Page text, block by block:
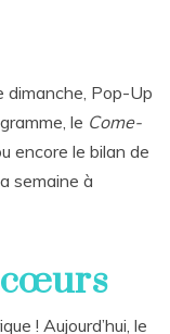
dimanche, Pop-Up
le Come-
encore le bilan de
semaine à
cœurs
! Aujourd’hui, le